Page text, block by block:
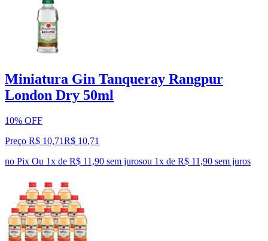
Miniatura Gin Tanqueray Rangpur
London Dry 50ml
10% OFF
Preço R$ 10,71R$ 10,71
no Pix Ou 1x de R$ 11,90 sem jurosou 1x de R$ 11,90 sem juros